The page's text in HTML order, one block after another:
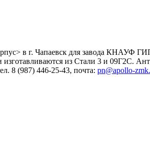
в г. Чапаевск для завода
из Стали 3 и 09Г2С.
8 (987) 446-25-43, почта: pn@apollo-